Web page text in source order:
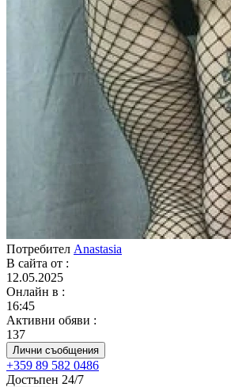
Потребител Anastasia
В сайта от :
12.05.2025
Онлайн в :
16:45
Активни обяви :
137
Лични съобщения
+359 89 582 0486
Достъпен 24/7